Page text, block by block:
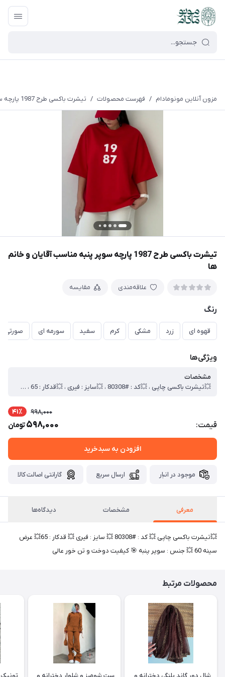
google-site-verification=UkFKasNatN7FPdBOwdojHjkgfDasi-
9oGygsJEdAZik
مزون آنلاین مونومادام / فهرست محصولات / تیشرت باکسی طرح 1987 پارچه سوپر پنبه مناسب آقایان و خانم ها
تیشرت باکسی طرح 1987 پارچه سوپر پنبه مناسب آقایان و خانم
ها
علاقه‌مندی مقایسه
رنگ
قهوه ای زرد مشکی کرم سفید سورمه ای صورتی
ویژگی‌ها
مشخصات
💥تیشرت باکسی چاپی ، 💥کد : #80308 ، 💥سایز : فیری ، 💥قدکار : 65 ، 💥 عرض سینه 60 ، 💥جنس : سوپر پنبه ، 🎯کیفیت دوخت و تن خور عالی
قیمت:
998,000 41٪
598,000تومان
افزودن به سبدخرید
موجود در انبار ارسال سریع گارانتی اصالت کالا
معرفی مشخصات دیدگاه‌ها
💥تیشرت باکسی چاپی 💥 کد : #80308 💥 سایز : فیری 💥 قدکار : 65💥 عرض
سینه 60 💥 جنس : سوپر پنبه 🎯 کیفیت دوخت و تن خور عالی
محصولات مرتبط